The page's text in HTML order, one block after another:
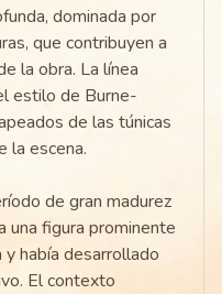
dominada por
que contribuyen a
la obra. La línea
estilo de Burne-
de las túnicas
la escena.
de gran madurez
una figura prominente
había desarrollado
El contexto